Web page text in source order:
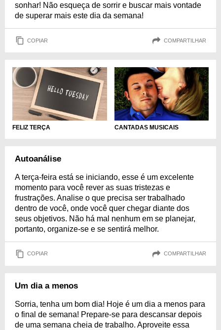
sonhar! Não esqueça de sorrir e buscar mais vontade
de superar mais este dia da semana!
COPIAR COMPARTILHAR
FELIZ TERÇA CANTADAS MUSICAIS
Autoanálise
A terça-feira está se iniciando, esse é um excelente
momento para você rever as suas tristezas e
frustrações. Analise o que precisa ser trabalhado
dentro de você, onde você quer chegar diante dos
seus objetivos. Não há mal nenhum em se planejar,
portanto, organize-se e se sentirá melhor.
COPIAR COMPARTILHAR
Um dia a menos
Sorria, tenha um bom dia! Hoje é um dia a menos para
o final de semana! Prepare-se para descansar depois
de uma semana cheia de trabalho. Aproveite essa